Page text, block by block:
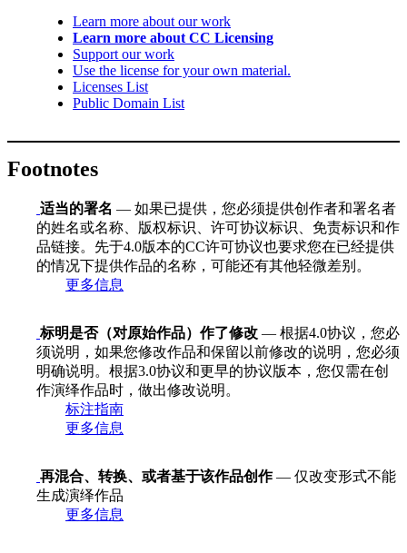
Learn more about our work
Learn more about CC Licensing
Support our work
Use the license for your own material.
Licenses List
Public Domain List
Footnotes
适当的署名 — 如果已提供，您必须提供创作者和署名者
的姓名或名称、版权标识、许可协议标识、免责标识和作
品链接。先于4.0版本的CC许可协议也要求您在已经提供
的情况下提供作品的名称，可能还有其他轻微差别。
更多信息
标明是否（对原始作品）作了修改 — 根据4.0协议，您必
须说明，如果您修改作品和保留以前修改的说明，您必须
明确说明。根据3.0协议和更早的协议版本，您仅需在创
作演绎作品时，做出修改说明。
标注指南
更多信息
再混合、转换、或者基于该作品创作— 仅改变形式不能
生成演绎作品
更多信息